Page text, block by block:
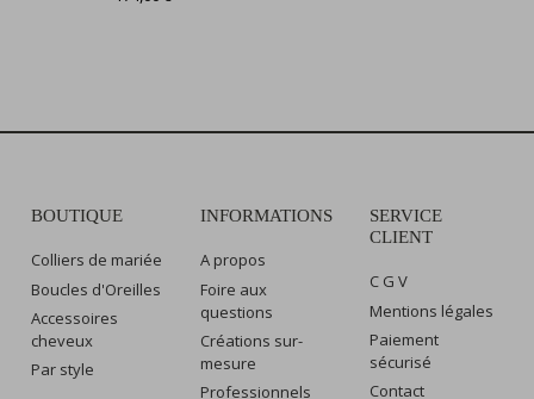
BOUTIQUE
Colliers de mariée
Boucles d'Oreilles
Accessoires
cheveux
Par style
INFORMATIONS
A propos
Foire aux
questions
Créations sur-
mesure
Professionnels
SERVICE
CLIENT
C G V
Mentions légales
Paiement
sécurisé
Contact